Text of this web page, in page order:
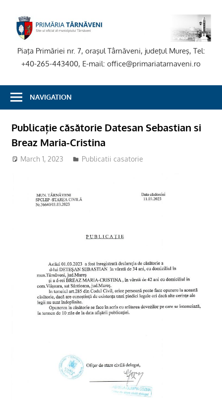
content
Piaţa Primăriei nr. 7, oraşul Târnăveni, judeţul Mureş, Tel:
+40-265-443400, E-mail: office@primariatarnaveni.ro
NAVIGATION
Publicație căsătorie Datesan Sebastian si
Breaz Maria-Cristina
March 1, 2023 adm-mmm
Publicatii casatorie